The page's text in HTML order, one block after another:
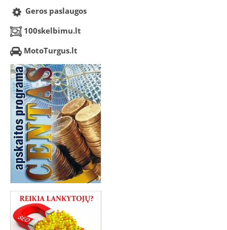
Geros paslaugos
100skelbimu.lt
MotoTurgus.lt